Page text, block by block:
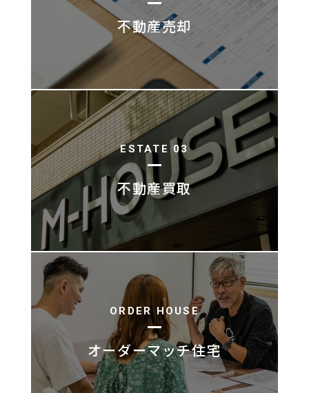
不動産売却
ESTATE 03
不動産買取
ORDER HOUSE
オーダーマッチ住宅